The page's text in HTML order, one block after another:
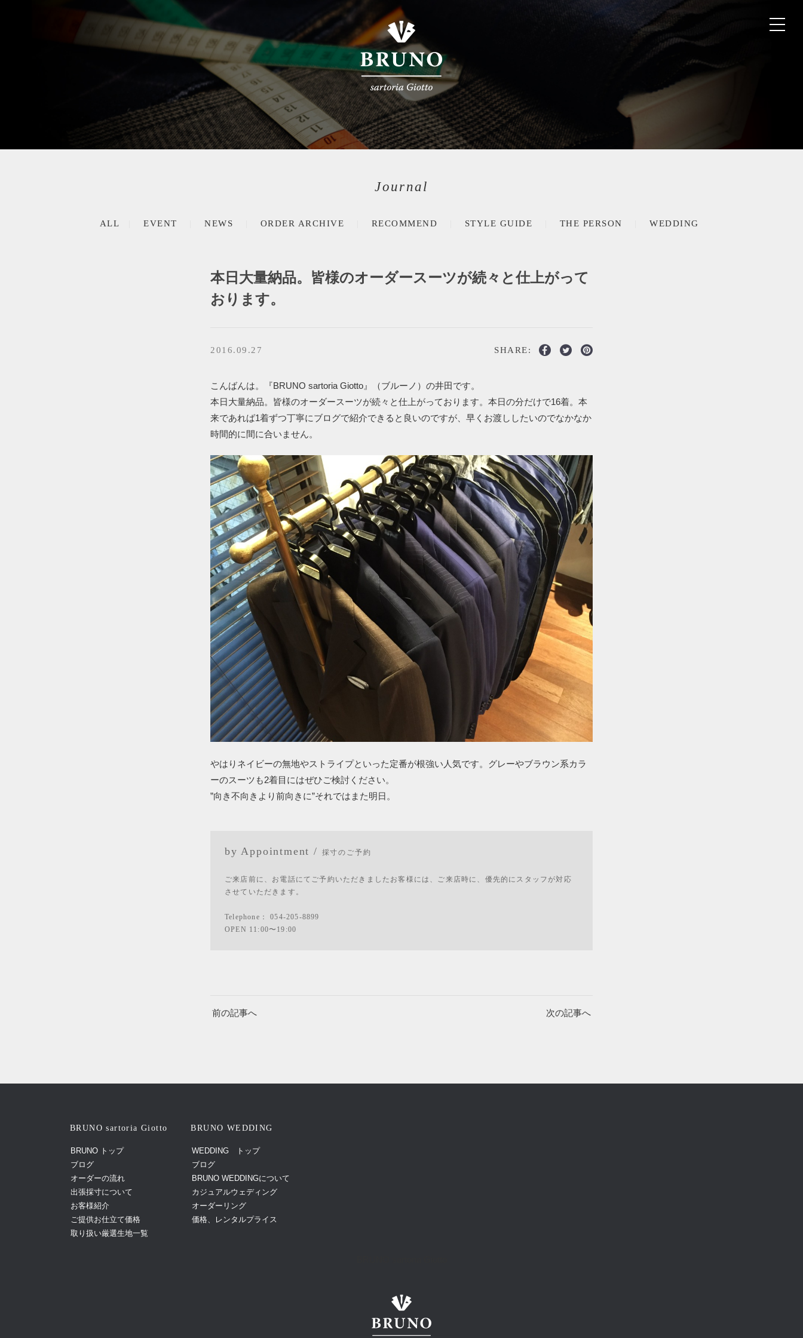
Journal
ALL EVENT NEWS ORDER ARCHIVE RECOMMEND STYLE GUIDE THE PERSON WEDDING
本日大量納品。皆様のオーダースーツが続々と仕上がって
おります。
2016.09.27 SHARE:
こんばんは。『BRUNO sartoria Giotto』（ブルーノ）の井田です。
本日大量納品。皆様のオーダースーツが続々と仕上がっております。本日の分だけで16着。本
来であれば1着ずつ丁寧にブログで紹介できると良いのですが、早くお渡ししたいのでなかなか
時間的に間に合いません。
やはりネイビーの無地やストライプといった定番が根強い人気です。グレーやブラウン系カラ
ーのスーツも2着目にはぜひご検討ください。
”向き不向きより前向きに”それではまた明日。
by Appointment / 採寸のご予約
ご来店前に、お電話にてご予約いただきましたお客様には、ご来店時に、優先的にスタッフが対応
させていただきます。
Telephone：054-205-8899
OPEN 11:00〜19:00
前の記事へ 次の記事へ
BRUNO sartoria Giotto
BRUNO トップ
ブログ
オーダーの流れ
出張採寸について
お客様紹介
ご提供お仕立て価格
取り扱い厳選生地一覧
BRUNO WEDDING
WEDDING トップ
ブログ
BRUNO WEDDINGについて
カジュアルウェディング
オーダーリング
価格、レンタルプライス